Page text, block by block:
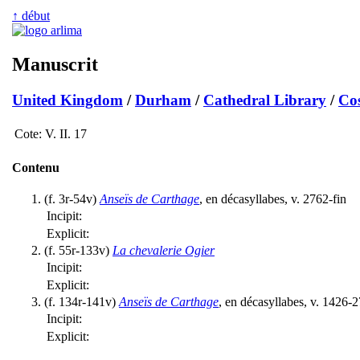
↑ début
Manuscrit
United Kingdom /Durham / Cathedral Library /
Cote: V. II. 17
Contenu
(f. 3r-54v) Anseïs de Carthage, en décasyllabes, v. 2762-fin
Incipit:
Explicit:
(f. 55r-133v) La chevalerie Ogier
Incipit:
Explicit:
(f. 134r-141v) Anseïs de Carthage, en décasyllabes, v. 1426-
Incipit:
Explicit: